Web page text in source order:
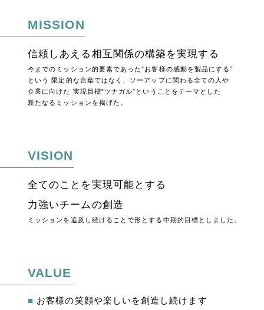
MISSION
信頼しあえる相互関係の構築を実現する
今までのミッション的要素であった”お客様の感動を製品にする”
という
限定的な言葉ではなく、ソーアップに関わる全ての人や
企業に向けた 実現目標”ツナガル”ということをテーマとした
新たなるミッションを掲げた。
VISION
全てのことを実現可能とする
力強いチームの創造
ミッションを追及し続けることで形とする中期的目標としました。
VALUE
■ お客様の笑顔や楽しいを創造し続けます